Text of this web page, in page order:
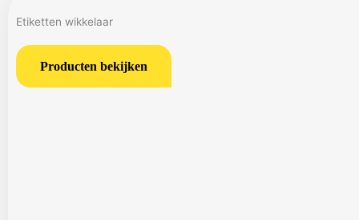
Etiketten wikkelaar
Producten bekijken